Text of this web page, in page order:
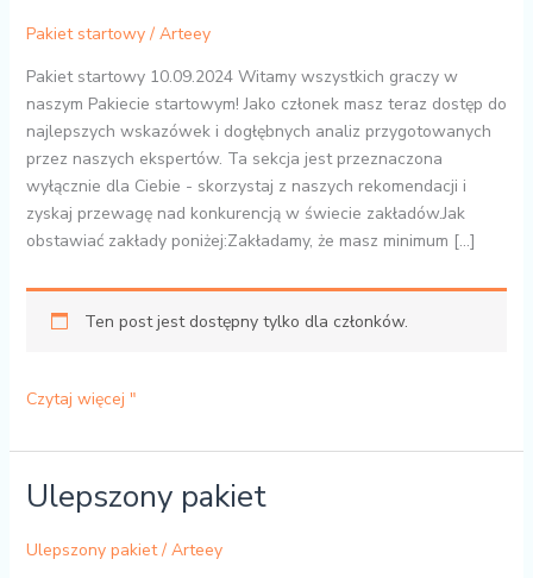
Pakiet startowy/ Arteey
Pakiet startowy 10.09.2024 Witamy wszystkich graczy w
naszym Pakiecie startowym! Jako członek masz teraz dostęp do
najlepszych wskazówek i dogłębnych analiz przygotowanych
przez naszych ekspertów. Ta sekcja jest przeznaczona
wyłącznie dla Ciebie - skorzystaj z naszych rekomendacji i
zyskaj przewagę nad konkurencją w świecie zakładów.Jak
obstawiać zakłady poniżej:Zakładamy, że masz minimum [...]
Ten post jest dostępny tylko dla członków.
Czytaj więcej "
Ulepszony pakiet
Ulepszony pakiet/ Arteey
Ulepszony